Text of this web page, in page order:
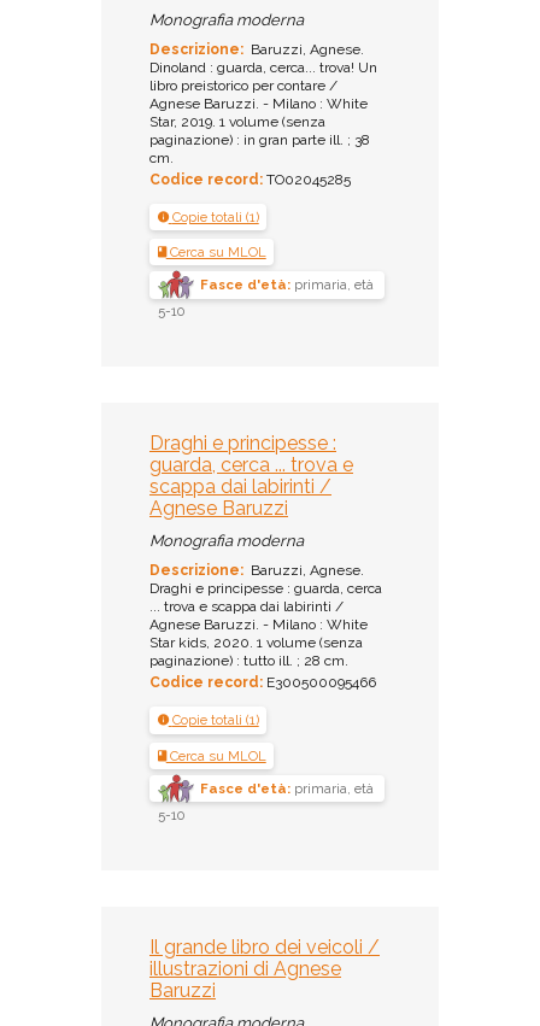
Monografia moderna
Descrizione: Baruzzi, Agnese.
Dinoland : guarda, cerca... trova! Un
libro preistorico per contare /
Agnese Baruzzi. - Milano : White
Star, 2019. 1 volume (senza
paginazione) : in gran parte ill. ; 38
cm.
Codice record: TO02045285
Copie totali (1)
Cerca su MLOL
Fasce d'età:primaria, età
5-10
Draghi e principesse :
guarda, cerca ... trova e
scappa dai labirinti /
Agnese Baruzzi
Monografia moderna
Descrizione: Baruzzi, Agnese.
Draghi e principesse : guarda, cerca
... trova e scappa dai labirinti /
Agnese Baruzzi. - Milano : White
Star kids, 2020. 1 volume (senza
paginazione) : tutto ill. ; 28 cm.
Codice record: E300500095466
Copie totali (1)
Cerca su MLOL
Fasce d'età:primaria, età
5-10
Il grande libro dei veicoli /
illustrazioni di Agnese
Baruzzi